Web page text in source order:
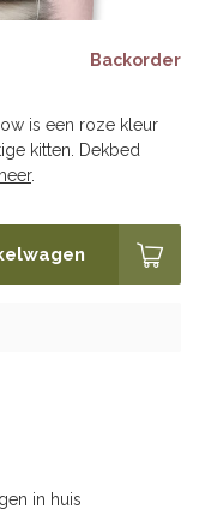
Backorder
is een roze kleur
kitten. Dekbed
.
in huis